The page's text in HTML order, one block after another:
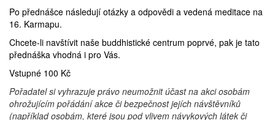
Po přednášce následují otázky a odpovědi a vedená meditace na
16. Karmapu.
Chcete-li navštívit naše buddhistické centrum poprvé, pak je tato
přednáška vhodná i pro Vás.
Vstupné 100 Kč
Pořadatel si vyhrazuje právo neumožnit účast na akci osobám
ohrožujícím pořádání akce či bezpečnost jejích návštěvníků
(například osobám, které jsou pod vlivem návykových látek či